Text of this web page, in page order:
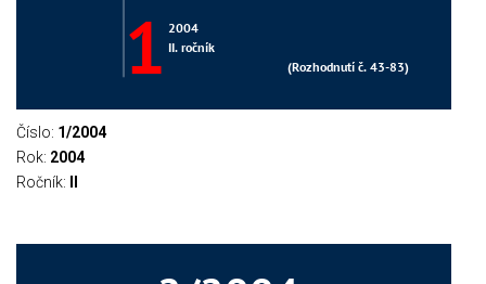
Číslo: 1/2004
Rok: 2004
Ročník: